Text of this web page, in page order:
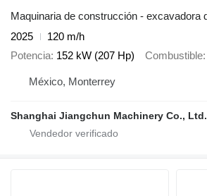
Maquinaria de construcción - excavadora
2025
120 m/h
Potencia 152 kW (207 Hp) Combustible
México, Monterrey
Shanghai Jiangchun Machinery Co., Ltd.